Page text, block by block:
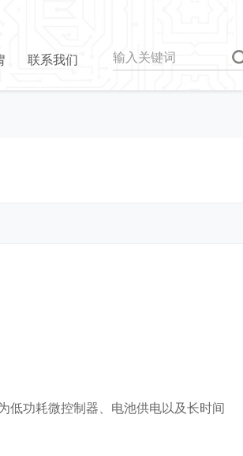
联系我们
低功耗微控制器、电池供电以及长时间